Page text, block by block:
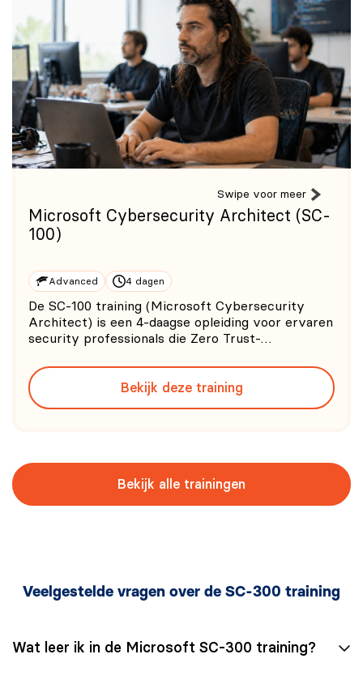
Swipe voor meer
Microsoft Cybersecurity Architect (SC-
100)
Advanced 4 dagen
De SC-100 training (Microsoft Cybersecurity
Architect) is een 4-daagse opleiding voor ervaren
security professionals die Zero Trust-
oplossingen willen ontwerpen. Je werkt met
Microsoft Defender XDR, Microsoft Sentinel,
Microsoft Purview en Microsoft Entra
Bekijk deze training
Bekijk alle trainingen
Veelgestelde vragen over de SC-300 training
Wat leer ik in de Microsoft SC-300 training?